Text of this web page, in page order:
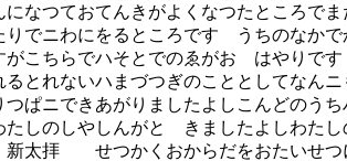
なつておてんきがよくなつたところ
でニわにをるところです うちのなか
こちらでハそとでのゑがおゝはやり
とれないハまづつぎのこととしてなん
ぱニできあがりましたよしこんどのう
のしやしんがとゞきましたよしわた
拝 せつかくおからだをおたいせつ